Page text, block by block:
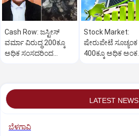
Cash Row: ಜಸ್ಟೀಸ್‌
ವರ್ಮಾ ವಿರುದ್ಧ 200ಕ್ಕೂ
ಅಧಿಕ ಸಂಸದರಿಂದ
Stock Market:
ಷೇರುಪೇಟೆ ಸೂಚ್ಯಂಕ
400ಕ್ಕೂ ಅಧಿಕ ಅಂಕ
LATEST NEWS
ಬೆಳಗಾವಿ